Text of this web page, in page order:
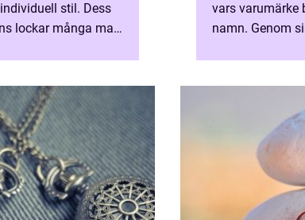
stil. Dess
lockar många mat-
vars varumärke
namn. Genom
smycke...